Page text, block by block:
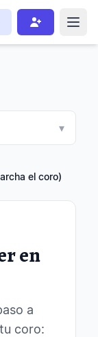
▾
el coro)
en
a
coro: